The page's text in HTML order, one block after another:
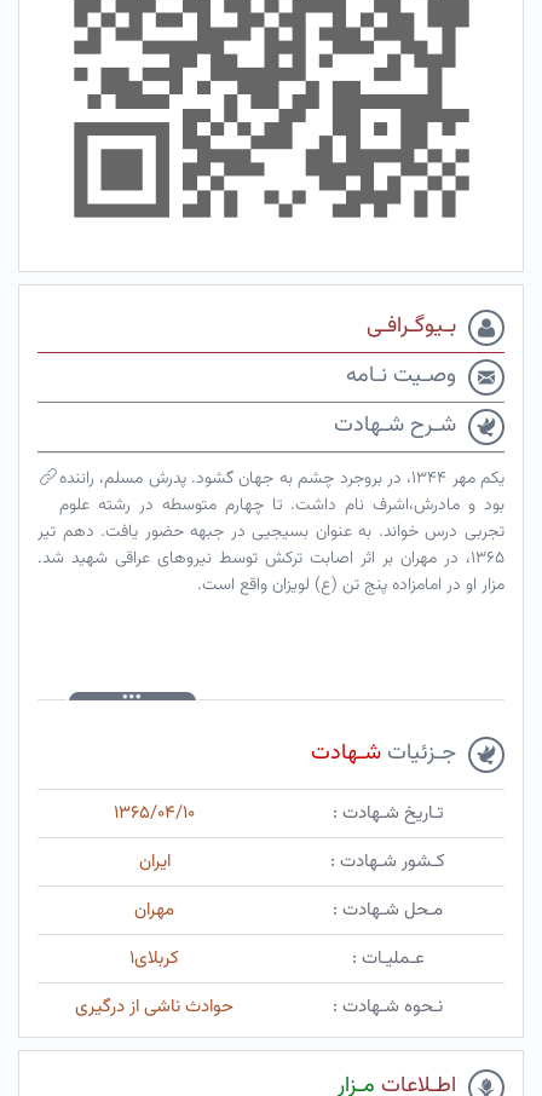
بـیوگـرافـی
وصـیت نـامه
شـرح شـهادت
یکم مهر ۱۳۴۴، در بروجرد چشم به جهان گشود. پدرش مسلم، راننده
بود و مادرش،اشرف نام داشت. تا چهارم متوسطه در رشته علوم
تجربی درس خواند. به عنوان بسیجیی در جبهه حضور یافت. دهم تیر
۱۳۶۵، در مهران بر اثر اصابت ترکش توسط نیروهای عراقی شهید شد.
مزار او در امامزاده پنج تن (ع) لویزان واقع است.
جـزئیات شـهادت
تـاریخ شـهادت :
۱۳۶۵/۰۴/۱۰
کـشور شـهادت :
ایران
مـحل شـهادت :
مهران
عـملیـات :
کربلای۱
نـحوه شـهادت :
حوادث ناشی از درگیری
اطـلاعات مـزار